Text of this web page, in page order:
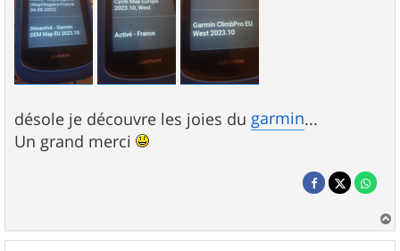
désole je découvre les joies du garmin...
Un grand merci
a